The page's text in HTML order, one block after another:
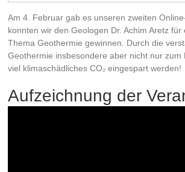
Am 4. Februar gab es unseren zweiten
konnten wir den Geologen Dr. Achim Aretz für
Thema Geothermie gewinnen. Durch die
Geothermie insbesondere aber nicht nur zum
viel klimaschädliches CO₂ eingespart werden!
Aufzeichnung der